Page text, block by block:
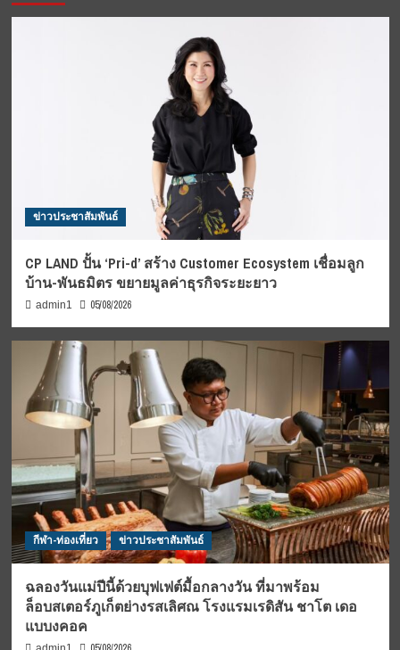
ข่าวประชาสัมพันธ์
CP LAND ปั้น ‘Pri-d’ สร้าง Customer Ecosystem เชื่อมลูก
บ้าน-พันธมิตร ขยายมูลค่าธุรกิจระยะยาว
admin1 05/08/2026
กีฬา-ท่องเที่ยว ข่าวประชาสัมพันธ์
ฉลองวันแม่ปีนี้ด้วยบุฟเฟต์มื้อกลางวัน ที่มาพร้อม
ล็อบสเตอร์ภูเก็ตย่างรสเลิศณ โรงแรมเรดิสัน ชาโต เดอ
แบบงคอค